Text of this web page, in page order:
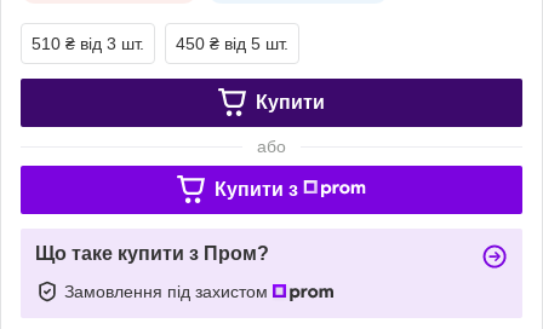
510 ₴ від 3 шт. 450 ₴ від 5 шт.
Купити
або
Купити з
Що таке купити з Пром?
Замовлення під захистом